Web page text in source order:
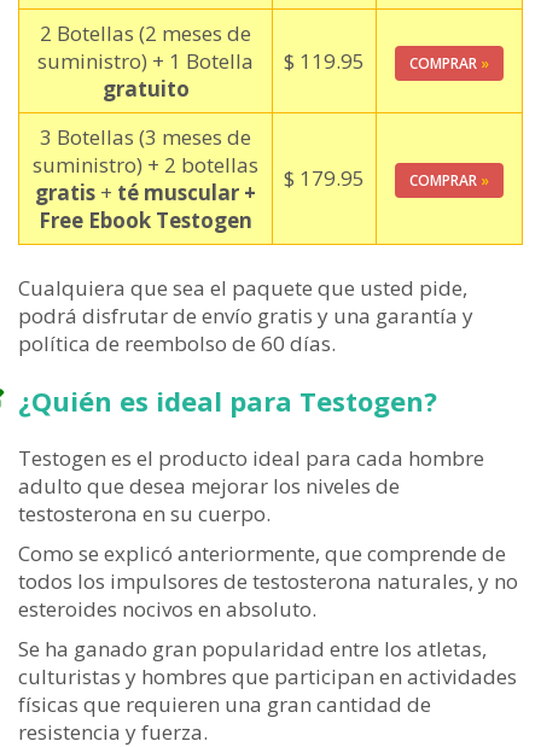
2 Botellas (2 meses de
suministro) + 1 Botella
gratuito
$ 119.95 COMPRAR »
3 Botellas (3 meses de
suministro) + 2 botellas
gratis + té muscular +
Free Ebook Testogen
$ 179.95 COMPRAR »
Cualquiera que sea el paquete que usted pide,
podrá disfrutar de envío gratis y una garantía y
política de reembolso de 60 días.
¿Quién es ideal para Testogen?
Testogen es el producto ideal para cada hombre
adulto que desea mejorar los niveles de
testosterona en su cuerpo.
Como se explicó anteriormente, que comprende de
todos los impulsores de testosterona naturales, y no
esteroides nocivos en absoluto.
Se ha ganado gran popularidad entre los atletas,
culturistas y hombres que participan en actividades
físicas que requieren una gran cantidad de
resistencia y fuerza.